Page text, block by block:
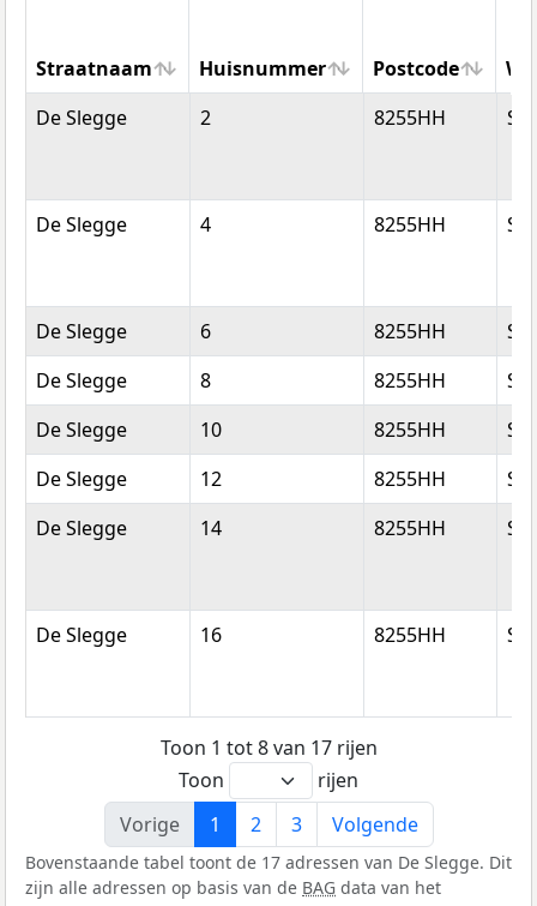
Straatnaam Huisnummer Postcode
Straatnaam
Huisnummer Postcode
De Slegge 2 8255HH
De Slegge 4 8255HH
De Slegge 6 8255HH
De Slegge
8 8255HH
De Slegge
10 8255HH
De Slegge
12 8255HH
De Slegge
14 8255HH
De Slegge 16 8255HH
Toon 1 tot 8 van 17 rijen
Toon
rijen
Vorige
1 2 3 Volgende
Bovenstaande tabel toont de 17 adressen van De Slegge. Dit
zijn alle adressen op basis van de BAG data van het